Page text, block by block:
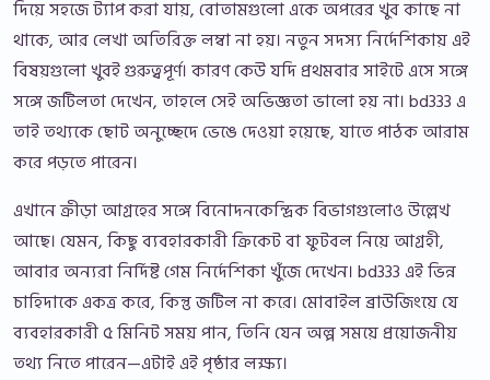
দিয়ে সহজে ট্যাপ করা যায়, বোতামগুলো একে অপরের খুব কাছে না
থাকে, আর লেখা অতিরিক্ত লম্বা না হয়। নতুন সদস্য নির্দেশিকায় এই
বিষয়গুলো খুবই গুরুত্বপূর্ণ। কারণ কেউ যদি প্রথমবার সাইটে এসে সঙ্গে
সঙ্গে জটিলতা দেখেন, তাহলে সেই অভিজ্ঞতা ভালো হয় না। bd333 এ
তাই তথ্যকে ছোট অনুচ্ছেদে ভেঙে দেওয়া হয়েছে, যাতে পাঠক আরাম
করে পড়তে পারেন।
এখানে ক্রীড়া আগ্রহের সঙ্গে বিনোদনকেন্দ্রিক বিভাগগুলোও উল্লেখ
আছে। যেমন, কিছু ব্যবহারকারী ক্রিকেট বা ফুটবল নিয়ে আগ্রহী,
আবার অন্যরা নির্দিষ্ট গেম নির্দেশিকা খুঁজে দেখেন। bd333 এই ভিন্ন
চাহিদাকে একত্র করে, কিন্তু জটিল না করে। মোবাইল ব্রাউজিংয়ে যে
ব্যবহারকারী ৫ মিনিট সময় পান, তিনি যেন অল্প সময়ে প্রয়োজনীয়
তথ্য নিতে পারেন—এটাই এই পৃষ্ঠার লক্ষ্য।